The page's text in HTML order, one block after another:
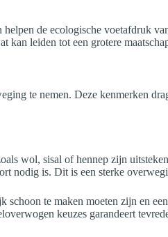
de ecologische voetafdruk
kan leiden tot een grotere
te nemen. Deze kenmerken
wol, sisal of hennep zijn
nodig is. Dit is een sterke
te maken moeten zijn en
keuzes garandeert